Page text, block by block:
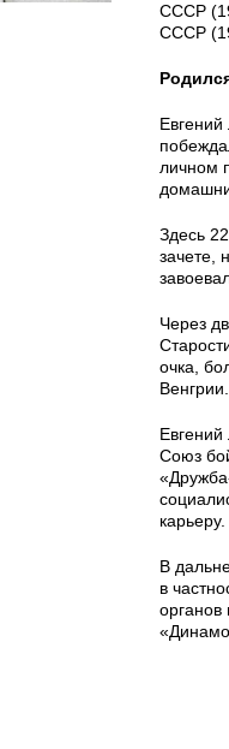
СССР
СССР
личном
Здесь
зачете,
Через
очка,
Венгрии.
Союз
карьеру.
В
в
органов